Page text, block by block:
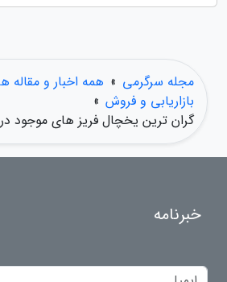
مجله سرگرمی » همه اخبار و مقاله
بازاریابی و فروش »
گران ترین یخچال فریز های موجود در
خبرنامه